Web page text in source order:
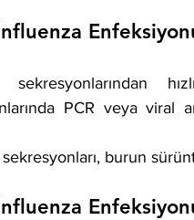
Enfeksiyonu
sekresyonlarından
PCR veya viral
burun